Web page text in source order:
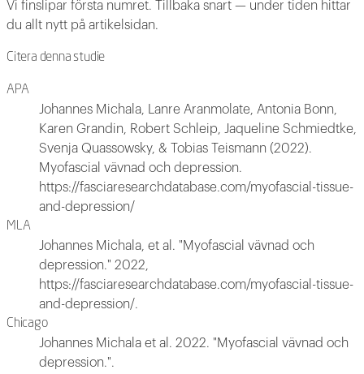
Vi finslipar första numret. Tillbaka snart — under tiden hittar
du allt nytt på artikelsidan.
Citera denna studie
APA
Johannes Michala, Lanre Aranmolate, Antonia Bonn,
Karen Grandin, Robert Schleip, Jaqueline Schmiedtke,
Svenja Quassowsky, & Tobias Teismann (2022).
Myofascial vävnad och depression.
https://fasciaresearchdatabase.com/myofascial-tissue-
and-depression/
MLA
Johannes Michala, et al. "Myofascial vävnad och
depression." 2022,
https://fasciaresearchdatabase.com/myofascial-tissue-
and-depression/.
Chicago
Johannes Michala et al. 2022. "Myofascial vävnad och
depression.".